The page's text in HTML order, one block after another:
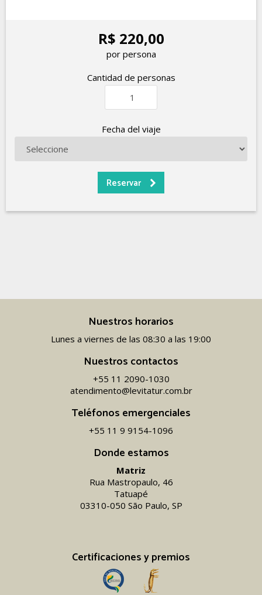
R$ 220,00
por persona
Cantidad de personas
Fecha del viaje
Donde estamos
Matriz
Rua Mastropaulo, 46
Tatuapé
03310-050 São Paulo, SP
Certificaciones y premios
Nuestros horarios
Lunes a viernes de las 08:30 a las 19:00
Nuestros contactos
+55 11 2090-1030
atendimento@levitatur.com.br
Teléfonos emergenciales
+55 11 9 9154-1096‬